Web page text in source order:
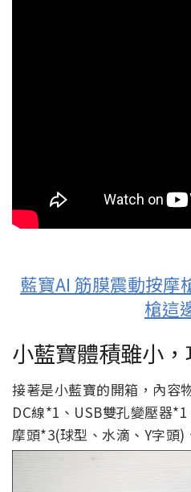
藍寶AI 筋膜震動按摩
槍這
小藍寶體積雖小
接著是小藍寶的開箱，內容
DC線*1、USB雙孔變壓器
摩頭*3(球型、水滴、Y字頭)